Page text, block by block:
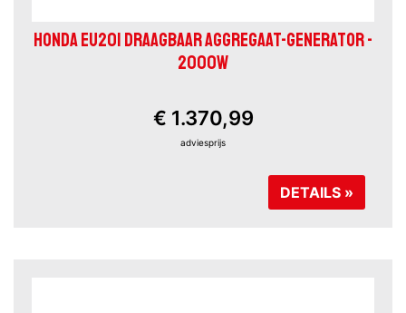
HONDA EU20I DRAAGBAAR AGGREGAAT-GENERATOR -
2000W
€ 1.370,99
adviesprijs
DETAILS »